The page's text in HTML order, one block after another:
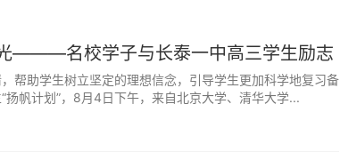
扰的备考环境。家长少说话、少追问、少说教，就
介入、不随意打断、不刻意制造紧张氛围。
———名校学子与长泰一中高三学生励志
帮助学生树立坚定的理想信念，引导学生更加科学地复习备
扬帆计划”，8月4日下午，来自北京大学、清华大学...